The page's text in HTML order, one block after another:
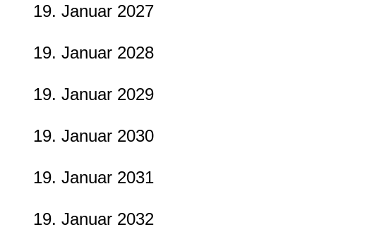
19. Januar 2027
19. Januar 2028
19. Januar 2029
19. Januar 2030
19. Januar 2031
19. Januar 2032